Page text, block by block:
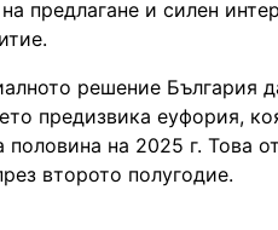
предлагане и силен
решение България
предизвика еуфория,
на 2025 г. Това
второто полугодие.